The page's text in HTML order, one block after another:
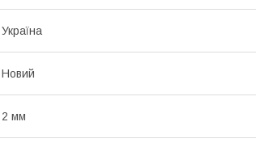
Україна
Новий
2 мм